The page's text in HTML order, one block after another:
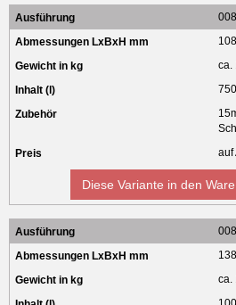
ca.
750l
auf
Diese Variante in den
ca.